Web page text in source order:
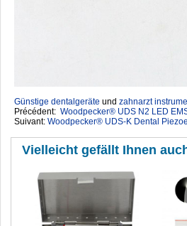
Günstige dentalgeräte ‎ und zahnarzt
Précédent: Woodpecker® UDS N2 LED
Suivant: Woodpecker® UDS-K Dental
Vielleicht gefällt Ihnen